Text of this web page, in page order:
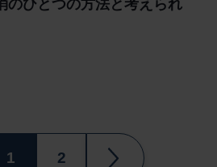
のひとつの方法と考えられ
1 2